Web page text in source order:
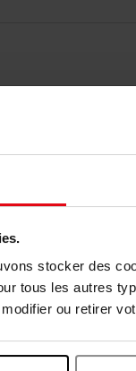
stocker des
tous les autres
ou retirer